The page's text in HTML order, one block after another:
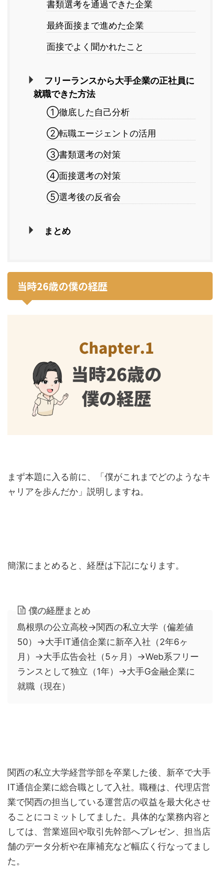
書類選考を通過できた企業
最終面接まで進めた企業
面接でよく聞かれたこと
フリーランスから大手企業の正社員に
就職できた方法
①徹底した自己分析
②転職エージェントの活用
③書類選考の対策
④面接選考の対策
⑤選考後の反省会
まとめ
当時26歳の僕の経歴
まず本題に入る前に、「僕がこれまでどのようなキ
ャリアを歩んだか」説明しますね。
簡潔にまとめると、経歴は下記になります。
僕の経歴まとめ
島根県の公立高校→関西の私立大学（偏差値
50）→大手IT通信企業に新卒入社（2年6ヶ
月）→大手広告会社（5ヶ月）→Web系フリー
ランスとして独立（1年）→大手G金融企業に
就職（現在）
関西の私立大学経営学部を卒業した後、新卒で大手
IT通信企業に総合職として入社。職種は、代理店営
業で関西の担当している運営店の収益を最大化させ
ることにコミットしてました。具体的な業務内容と
しては、営業巡回や取引先幹部へプレゼン、担当店
舗のデータ分析や在庫補充など幅広く行なってまし
た。